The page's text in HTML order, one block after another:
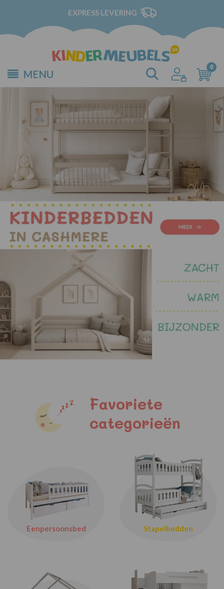
EXPRESS LEVERING
MENU
Favoriete
categorieën
Eenpersoonsbed Stapelbedden